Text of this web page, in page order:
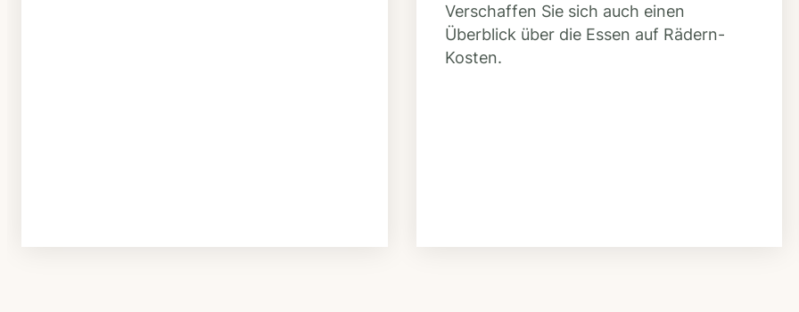
Verschaffen Sie sich auch einen
Überblick über die Essen auf Rädern-
Kosten.